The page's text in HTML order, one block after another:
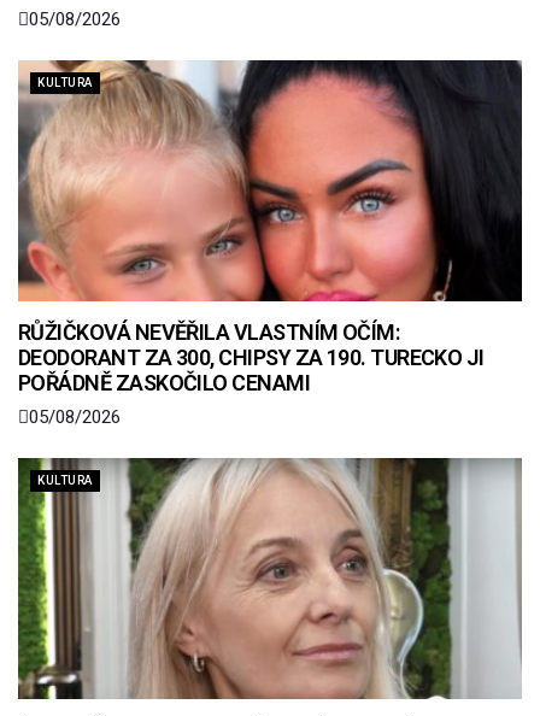
05/08/2026
KULTURA
RŮŽIČKOVÁ NEVĚŘILA VLASTNÍM OČÍM:
DEODORANT ZA 300, CHIPSY ZA 190. TURECKO JI
POŘÁDNĚ ZASKOČILO CENAMI
05/08/2026
KULTURA